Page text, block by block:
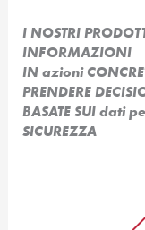
I NOSTRI
INFORMAZIONI
IN azioni
PRENDERE
BASATE SUI dati
SICUREZZA